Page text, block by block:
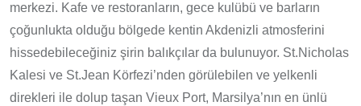
merkezi. Kafe ve restoranların, gece kulübü ve barların
çoğunlukta olduğu bölgede kentin Akdenizli atmosferini
hissedebileceğiniz şirin balıkçılar da bulunuyor. St.Nicholas
Kalesi ve St.Jean Körfezi’nden görülebilen ve yelkenli
direkleri ile dolup taşan Vieux Port, Marsilya’nın en ünlü